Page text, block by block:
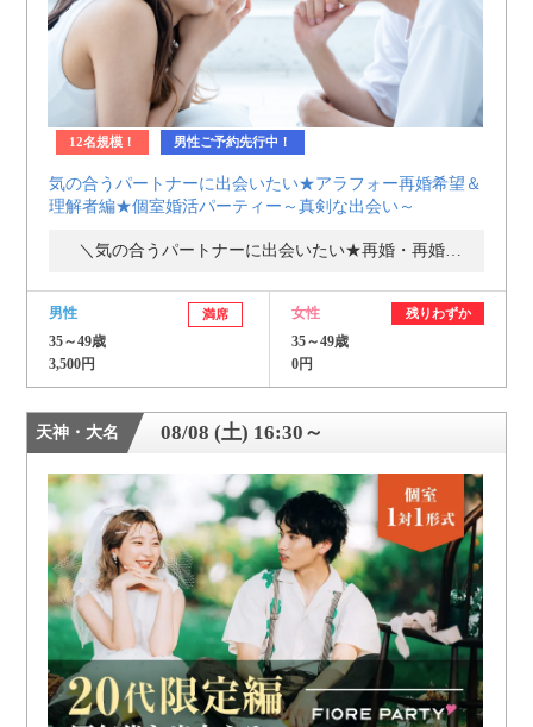
12名規模！ 男性ご予約先行中！
気の合うパートナーに出会いたい★アラフォー再婚希望＆
理解者編★個室婚活パーティー～真剣な出会い～
＼気の合うパートナーに出会いたい★再婚・再婚理解者向け／
男性 満席
35～49歳
3,500円
女性 残りわずか
35～49歳
0円
天神・大名 08/08 (土) 16:30～